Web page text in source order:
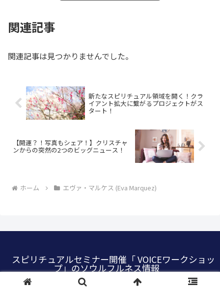
関連記事
関連記事は見つかりませんでした。
新たなスピリチュアル領域を開く！クラ
イアント拡大に繋がるプロジェクトがス
タート！
【開運？！写真もシェア！】クリスチャ
ンからの突然の2つのビッグニュース！
ホーム エヴァ・マルケス (Eva Marquez)
スピリチュアルセミナー開催「 VOICEワークショッ
プ」のソウルフルネス情報
© 2022 VOICE WORKSHOP, Inc.